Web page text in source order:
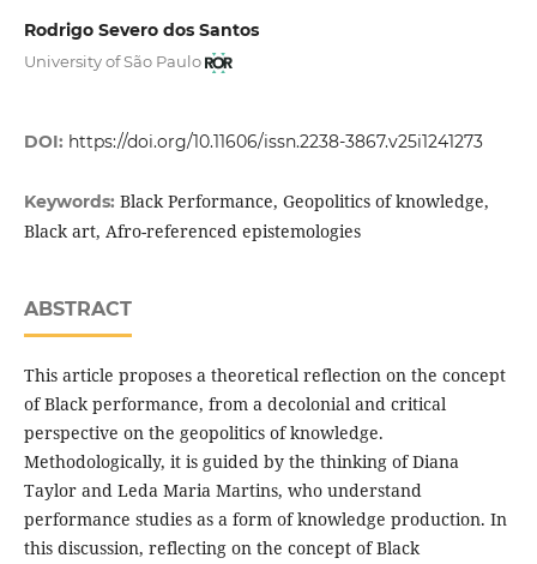
Rodrigo Severo dos Santos
University of São Paulo
DOI: https://doi.org/10.11606/issn.2238-3867.v25i1241273
Keywords: Black Performance, Geopolitics of knowledge,
Black art, Afro-referenced epistemologies
ABSTRACT
This article proposes a theoretical reflection on the concept
of Black performance, from a decolonial and critical
perspective on the geopolitics of knowledge.
Methodologically, it is guided by the thinking of Diana
Taylor and Leda Maria Martins, who understand
performance studies as a form of knowledge production. In
this discussion, reflecting on the concept of Black